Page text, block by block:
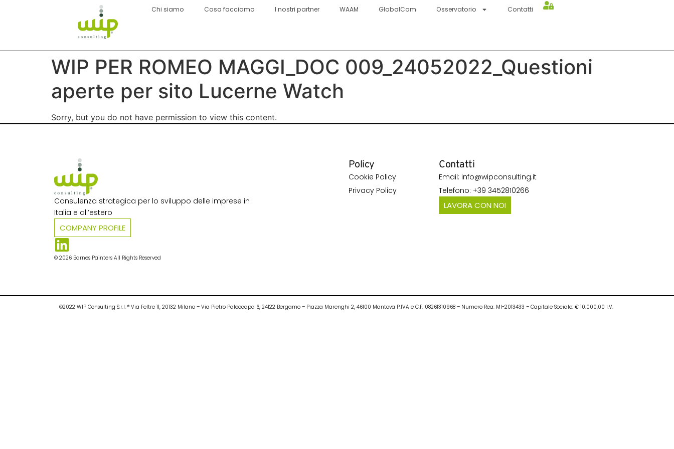
Chi siamo Cosa facciamo I nostri partner WAAM GlobalCom Osservatorio Contatti
WIP PER ROMEO MAGGI_DOC 009_24052022_Questioni
aperte per sito Lucerne Watch
Sorry, but you do not have permission to view this content.
Consulenza strategica per lo sviluppo delle imprese in
Italia e all’estero​
COMPANY PROFILE
© 2026 Barnes Painters All Rights Reserved
Policy
Cookie Policy
Privacy Policy
Contatti
Email: info@wipconsulting.it
Telefono: +39 3452810266
LAVORA CON NOI
©2022 WIP Consulting S.r.l. ® Via Feltre 11, 20132 Milano – Via Pietro Paleocapa 6, 24122 Bergamo – Piazza Marenghi 2, 46100 Mantova P.IVA e C.F. 08261310968 – Numero Rea: MI-2013433 – Capitale Sociale: € 10.000,00 I.V.